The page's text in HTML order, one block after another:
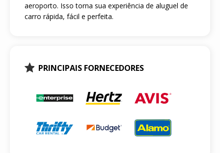
aeroporto. Isso torna sua experiência de aluguel de
carro rápida, fácil e perfeita.
PRINCIPAIS FORNECEDORES